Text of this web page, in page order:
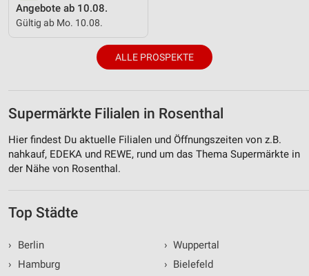
Angebote ab 10.08.
Gültig ab Mo. 10.08.
ALLE PROSPEKTE
Supermärkte Filialen in Rosenthal
Hier findest Du aktuelle Filialen und Öffnungszeiten von z.B.
nahkauf, EDEKA und REWE, rund um das Thema Supermärkte in
der Nähe von Rosenthal.
Top Städte
›
Berlin
›
Hamburg
› Wuppertal
› Bielefeld